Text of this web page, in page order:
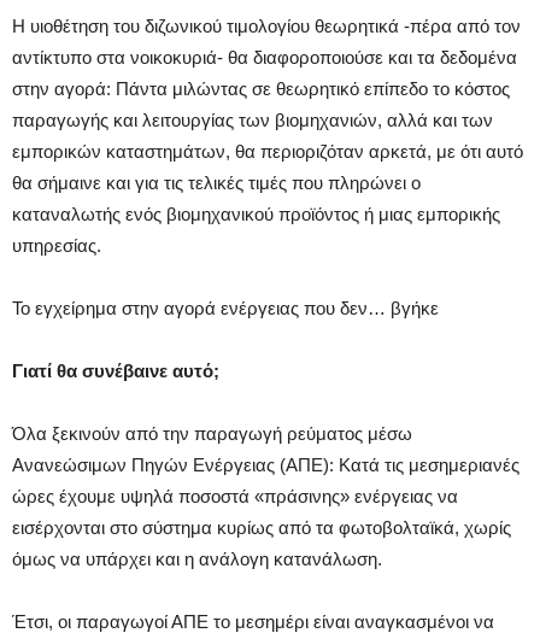
Η υιοθέτηση του διζωνικού τιμολογίου θεωρητικά -πέρα από τον
αντίκτυπο στα νοικοκυριά- θα διαφοροποιούσε και τα δεδομένα
στην αγορά: Πάντα μιλώντας σε θεωρητικό επίπεδο το κόστος
παραγωγής και λειτουργίας των βιομηχανιών, αλλά και των
εμπορικών καταστημάτων, θα περιοριζόταν αρκετά, με ότι αυτό
θα σήμαινε και για τις τελικές τιμές που πληρώνει ο
καταναλωτής ενός βιομηχανικού προϊόντος ή μιας εμπορικής
υπηρεσίας.
Το εγχείρημα στην αγορά ενέργειας που δεν… βγήκε
Γιατί θα συνέβαινε αυτό;
Όλα ξεκινούν από την παραγωγή ρεύματος μέσω
Ανανεώσιμων Πηγών Ενέργειας (ΑΠΕ): Κατά τις μεσημεριανές
ώρες έχουμε υψηλά ποσοστά «πράσινης» ενέργειας να
εισέρχονται στο σύστημα κυρίως από τα φωτοβολταϊκά, χωρίς
όμως να υπάρχει και η ανάλογη κατανάλωση.
Έτσι, οι παραγωγοί ΑΠΕ το μεσημέρι είναι αναγκασμένοι να